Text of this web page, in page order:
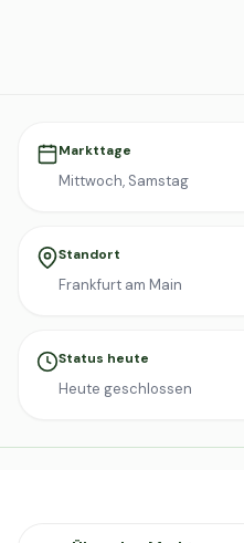
Markttage
Mittwoch, Samstag
Standort
Frankfurt am Main
Status heute
Heute geschlossen